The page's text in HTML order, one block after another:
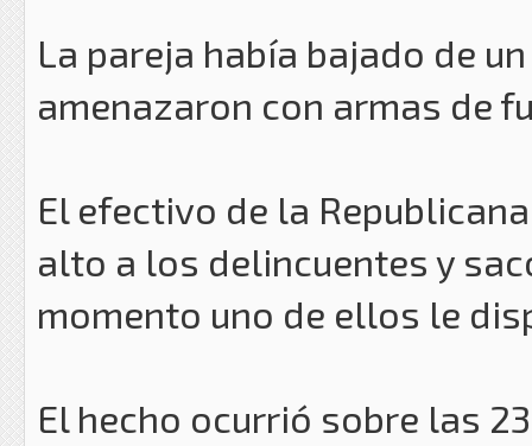
La pareja había bajado de
amenazaron con armas de
El efectivo de la
alto a los delincuentes y
momento uno de ellos le
El hecho ocurrió sobre las